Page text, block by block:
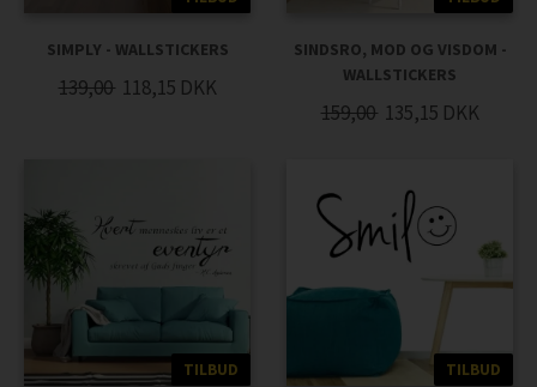
SIMPLY - WALLSTICKERS
139,00 118,15 DKK
SINDSRO, MOD OG VISDOM -
WALLSTICKERS
159,00 135,15 DKK
TILBUD TILBUD